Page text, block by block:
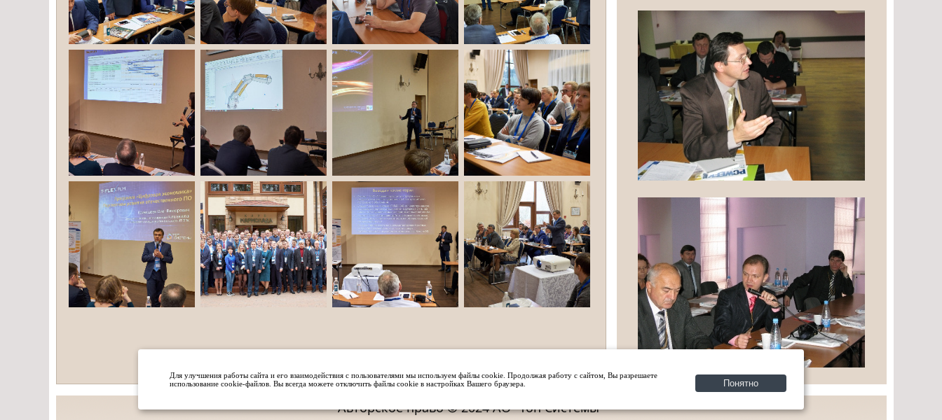
Авторское право © 2024 АО "Топ Системы"
Для улучшения работы сайта и его взаимодействия с пользователями мы используем файлы cookie. Продолжая работу с сайтом, Вы разрешаете
использование cookie-файлов. Вы всегда можете отключить файлы cookie в настройках Вашего браузера.
Понятно